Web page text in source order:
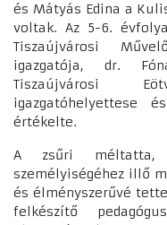
és Mátyás Edina a
voltak. Az 5-6.
Tiszaújvárosi
igazgatója, dr.
Tiszaújvárosi
igazgatóhelyettese
értékelte.
A zsűri méltatta,
személyiségéhez illő
és élményszerűvé
felkészítő